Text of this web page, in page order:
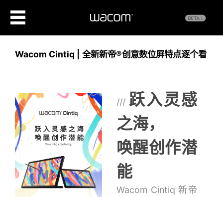
Wacom Cintiq | 全新新帝®创意数位屏特点逐个看
/// 跃入灵感
之海，
唤醒创作潜
能
Wacom Cintiq 新帝